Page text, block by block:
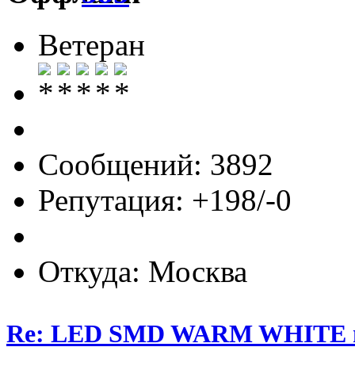
Ветеран
Сообщений: 3892
Репутация: +198/-0
Откуда: Москва
Re: LED SMD WARM